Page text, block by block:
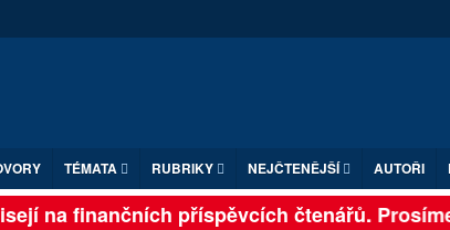
TÉMATA RUBRIKY NEJČTENĚJŠÍ AUTOŘI
na finančních příspěvcích čtenářů.